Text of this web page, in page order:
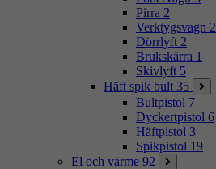
Pirra 2
Verktygsvagn 2
Dörrlyft 2
Brukskärra 1
Skivlyft 5
Häft spik bult 35
Bultpistol 7
Dyckertpistol 6
Häftpistol 3
Spikpistol 19
El och värme 92